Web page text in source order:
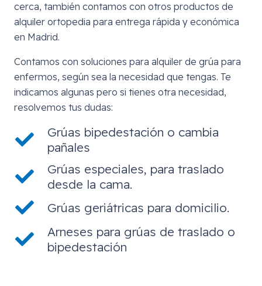
cerca, también contamos con otros productos de
alquiler ortopedia para entrega rápida y económica
en Madrid.
Contamos con soluciones para alquiler de grúa para
enfermos, según sea la necesidad que tengas. Te
indicamos algunas pero si tienes otra necesidad,
resolvemos tus dudas:
Grúas bipedestación o cambia
pañales
Grúas especiales, para traslado
desde la cama.
Grúas geriátricas para domicilio.
Arneses para grúas de traslado o
bipedestación